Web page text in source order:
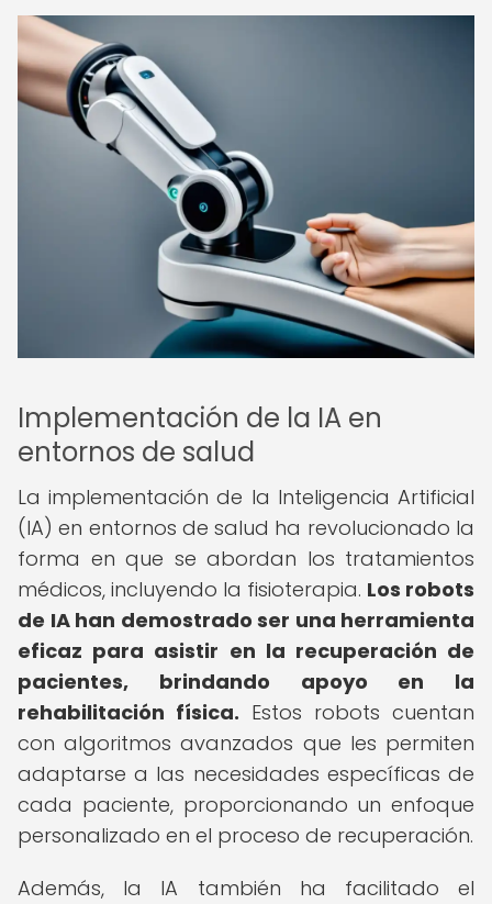
Implementación de la IA en
entornos de salud
La implementación de la Inteligencia Artificial
(IA) en entornos de salud ha revolucionado la
forma en que se abordan los tratamientos
médicos, incluyendo la fisioterapia. Los robots
de IA han demostrado ser una herramienta
eficaz para asistir en la recuperación de
pacientes, brindando apoyo en la
rehabilitación física. Estos robots cuentan
con algoritmos avanzados que les permiten
adaptarse a las necesidades específicas de
cada paciente, proporcionando un enfoque
personalizado en el proceso de recuperación.
Además, la IA también ha facilitado el